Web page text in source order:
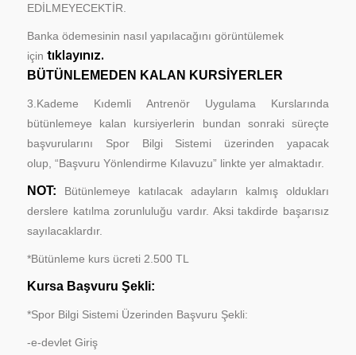
EDİLMEYECEKTİR.
Banka ödemesinin nasıl yapılacağını görüntülemek
içintıklayınız.
BÜTÜNLEMEDEN KALAN KURSİYERLER
3.Kademe Kıdemli Antrenör Uygulama Kurslarında
bütünlemeye kalan kursiyerlerin bundan sonraki süreçte
başvurularını Spor Bilgi Sistemi üzerinden yapacak
olup, “Başvuru Yönlendirme Kılavuzu” linkte yer almaktadır.
NOT: Bütünlemeye katılacak adayların kalmış oldukları
derslere katılma zorunluluğu vardır. Aksi takdirde başarısız
sayılacaklardır.
*Bütünleme kurs ücreti 2.500 TL
Kursa Başvuru Şekli:
*Spor Bilgi Sistemi Üzerinden Başvuru Şekli:
-e-devlet Giriş